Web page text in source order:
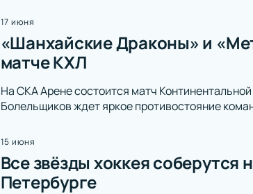
17 июня
«Шанхайские Драконы» и
матче КХЛ
На СКА Арене состоится матч
Болельщиков ждет яркое противостояние
15 июня
Все звёзды хоккея
Петербурге